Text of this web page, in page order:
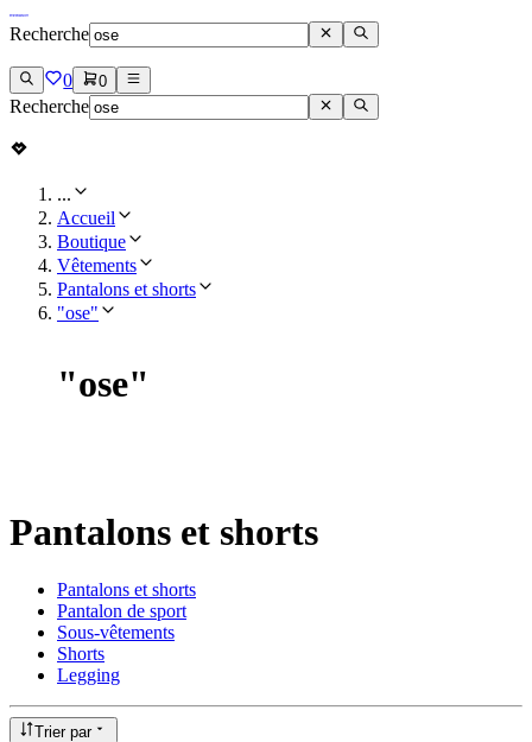
Recherche
0 0
Recherche
...
Accueil
Boutique
Vêtements
Pantalons et shorts
"ose"
"ose"
Pantalons et shorts
Pantalons et shorts
Pantalon de sport
Sous-vêtements
Shorts
Legging
Trier par